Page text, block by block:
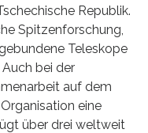
Republik.
Spitzenforschung,
Teleskope
bei der
auf dem
eine
über drei weltweit